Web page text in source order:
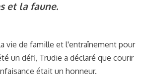
et la faune.
vie de famille et l'entraînement pour
un défi, Trudie a déclaré que courir
était un honneur.